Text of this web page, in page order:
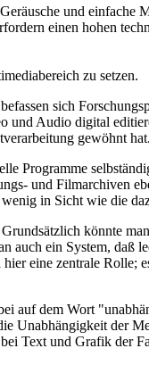
und einfache
einen hohen
zu setzen.
sich
Audio digital
gewöhnt hat.
Programme
und Filmarchiven
in Sicht wie die
könnte man
auch ein System, daß
eine zentrale Rolle;
auf dem Wort
Unabhängigkeit der
Text und Grafik der